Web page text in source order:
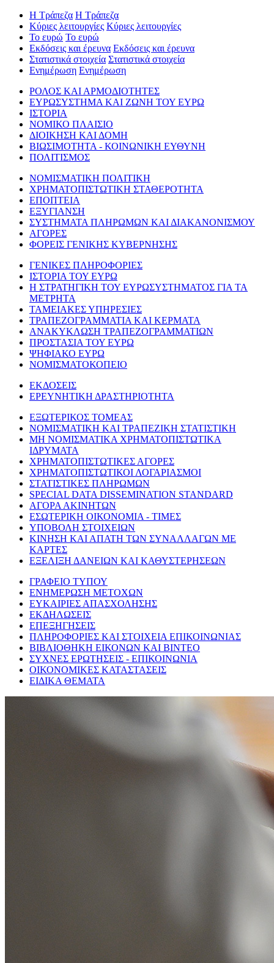
Η Τράπεζα Η Τράπεζα
Κύριες λειτουργίες Κύριες λειτουργίες
Το ευρώ Το ευρώ
Εκδόσεις και έρευνα Εκδόσεις και έρευνα
Στατιστικά στοιχεία Στατιστικά στοιχεία
Ενημέρωση Ενημέρωση
ΡΟΛΟΣ ΚΑΙ ΑΡΜΟΔΙΟΤΗΤΕΣ
ΕΥΡΩΣΥΣΤΗΜΑ ΚΑΙ ΖΩΝΗ ΤΟΥ ΕΥΡΩ
ΙΣΤΟΡΙΑ
ΝΟΜΙΚΟ ΠΛΑΙΣΙΟ
ΔΙΟΙΚΗΣΗ ΚΑΙ ΔΟΜΗ
ΒΙΩΣΙΜΟΤΗΤΑ - ΚΟΙΝΩΝΙΚΗ ΕΥΘΥΝΗ
ΠΟΛΙΤΙΣΜΟΣ
ΝΟΜΙΣΜΑΤΙΚΗ ΠΟΛΙΤΙΚΗ
ΧΡΗΜΑΤΟΠΙΣΤΩΤΙΚΗ ΣΤΑΘΕΡΟΤΗΤΑ
ΕΠΟΠΤΕΙΑ
ΕΞΥΓΙΑΝΣΗ
ΣΥΣΤΗΜΑΤΑ ΠΛΗΡΩΜΩΝ ΚΑΙ ΔΙΑΚΑΝΟΝΙΣΜΟΥ
ΑΓΟΡΕΣ
ΦΟΡΕΙΣ ΓΕΝΙΚΗΣ ΚΥΒΕΡΝΗΣΗΣ
ΓΕΝΙΚΕΣ ΠΛΗΡΟΦΟΡΙΕΣ
ΙΣΤΟΡΙΑ ΤΟΥ ΕΥΡΩ
Η ΣΤΡΑΤΗΓΙΚΗ ΤΟΥ ΕΥΡΩΣΥΣΤΗΜΑΤΟΣ ΓΙΑ ΤΑ
ΜΕΤΡΗΤΑ
ΤΑΜΕΙΑΚΕΣ ΥΠΗΡΕΣΙΕΣ
ΤΡΑΠΕΖΟΓΡΑΜΜΑΤΙΑ ΚΑΙ ΚΕΡΜΑΤΑ
ΑΝΑΚΥΚΛΩΣΗ ΤΡΑΠΕΖΟΓΡΑΜΜΑΤΙΩΝ
ΠΡΟΣΤΑΣΙΑ ΤΟΥ ΕΥΡΩ
ΨΗΦΙΑΚΟ ΕΥΡΩ
ΝΟΜΙΣΜΑΤΟΚΟΠΕΙΟ
ΕΚΔΟΣΕΙΣ
ΕΡΕΥΝΗΤΙΚΗ ΔΡΑΣΤΗΡΙΟΤΗΤΑ
ΕΞΩΤΕΡΙΚΟΣ ΤΟΜΕΑΣ
ΝΟΜΙΣΜΑΤΙΚΗ ΚΑΙ ΤΡΑΠΕΖΙΚΗ ΣΤΑΤΙΣΤΙΚΗ
ΜΗ ΝΟΜΙΣΜΑΤΙΚΑ ΧΡΗΜΑΤΟΠΙΣΤΩΤΙΚΑ
ΙΔΡΥΜΑΤΑ
ΧΡΗΜΑΤΟΠΙΣΤΩΤΙΚΕΣ ΑΓΟΡΕΣ
ΧΡΗΜΑΤΟΠΙΣΤΩΤΙΚΟΙ ΛΟΓΑΡΙΑΣΜΟΙ
ΣΤΑΤΙΣΤΙΚΕΣ ΠΛΗΡΩΜΩΝ
SPECIAL DATA DISSEMINATION STANDARD
ΑΓΟΡΑ ΑΚΙΝΗΤΩΝ
ΕΣΩΤΕΡΙΚΗ ΟΙΚΟΝΟΜΙΑ - ΤΙΜΕΣ
ΥΠΟΒΟΛΗ ΣΤΟΙΧΕΙΩΝ
ΚΙΝΗΣΗ ΚΑΙ ΑΠΑΤΗ ΤΩΝ ΣΥΝΑΛΛΑΓΩΝ ΜΕ
ΚΑΡΤΕΣ
ΕΞΕΛΙΞΗ ΔΑΝΕΙΩΝ ΚΑΙ ΚΑΘΥΣΤΕΡΗΣΕΩΝ
ΓΡΑΦΕΙΟ ΤΥΠΟΥ
ΕΝΗΜΕΡΩΣΗ ΜΕΤΟΧΩΝ
ΕΥΚΑΙΡΙΕΣ ΑΠΑΣΧΟΛΗΣΗΣ
ΕΚΔΗΛΩΣΕΙΣ
ΕΠΕΞΗΓΗΣΕΙΣ
ΠΛΗΡΟΦΟΡΙΕΣ ΚΑΙ ΣΤΟΙΧΕΙΑ ΕΠΙΚΟΙΝΩΝΙΑΣ
ΒΙΒΛΙΟΘΗΚΗ ΕΙΚΟΝΩΝ ΚΑΙ ΒΙΝΤΕΟ
ΣΥΧΝΕΣ ΕΡΩΤΗΣΕΙΣ - ΕΠΙΚΟΙΝΩΝΙΑ
ΟΙΚΟΝΟΜΙΚΕΣ ΚΑΤΑΣΤΑΣΕΙΣ
ΕΙΔΙΚΑ ΘΕΜΑΤΑ